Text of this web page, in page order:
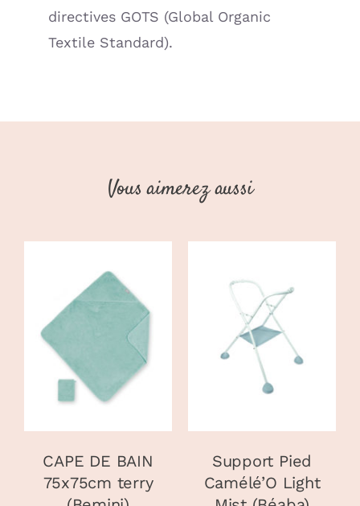
directives GOTS (Global Organic
Textile Standard).
Vous aimerez aussi
CE
PRODUIT
PLUSIEURS
PEUVENT
CHOISIES
/
CAPE DE BAIN
75x75cm terry
AJOUTER AU
PANIER
/
DÉTAILS
Support Pied
Camélé’O Light